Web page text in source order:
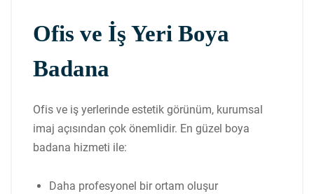
Ofis ve İş Yeri Boya
Badana
Ofis ve iş yerlerinde estetik görünüm, kurumsal
imaj açısından çok önemlidir. En güzel boya
badana hizmeti ile:
Daha profesyonel bir ortam oluşur